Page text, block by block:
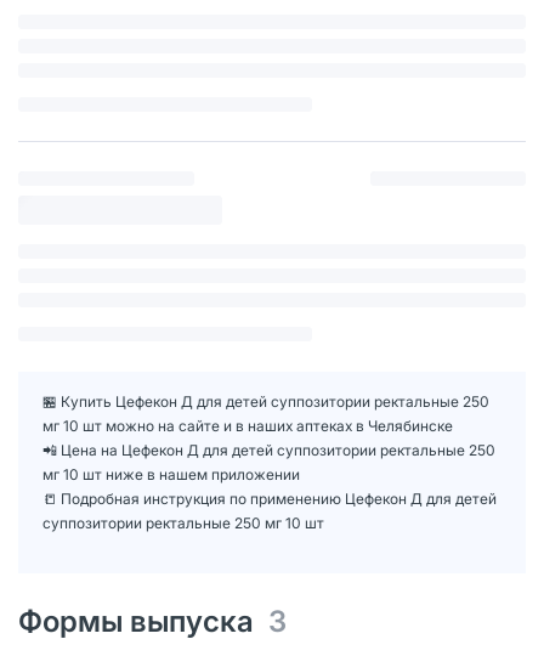
🏪 Купить Цефекон Д для детей суппозитории ректальные 250
мг 10 шт можно на сайте и в наших аптеках в Челябинске
📲 Цена на Цефекон Д для детей суппозитории ректальные 250
мг 10 шт ниже в нашем приложении
📒 Подробная инструкция по применению Цефекон Д для детей
суппозитории ректальные 250 мг 10 шт
Формы выпуска 3